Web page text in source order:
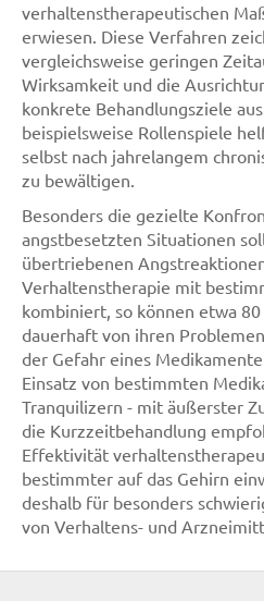
verhaltenstherapeutischen
erwiesen. Diese Verfahren
vergleichsweise geringen
Wirksamkeit und die
konkrete Behandlungsziele
beispielsweise Rollenspiele
selbst nach jahrelangem
zu bewältigen.
Besonders die gezielte
angstbesetzten Situationen
übertriebenen
Verhaltenstherapie mit
kombiniert, so können etwa
dauerhaft von ihren
der Gefahr eines
Einsatz von bestimmten
Tranquilizern - mit äußerster
die Kurzzeitbehandlung
Effektivität
bestimmter auf das Gehirn
deshalb für besonders
von Verhaltens- und